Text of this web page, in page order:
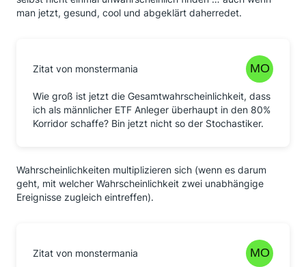
man jetzt, gesund, cool und abgeklärt daherredet.
Zitat von monstermania
Wie groß ist jetzt die Gesamtwahrscheinlichkeit, dass
ich als männlicher ETF Anleger überhaupt in den 80%
Korridor schaffe? Bin jetzt nicht so der Stochastiker.
Wahrscheinlichkeiten multiplizieren sich (wenn es darum
geht, mit welcher Wahrscheinlichkeit zwei unabhängige
Ereignisse zugleich eintreffen).
Zitat von monstermania